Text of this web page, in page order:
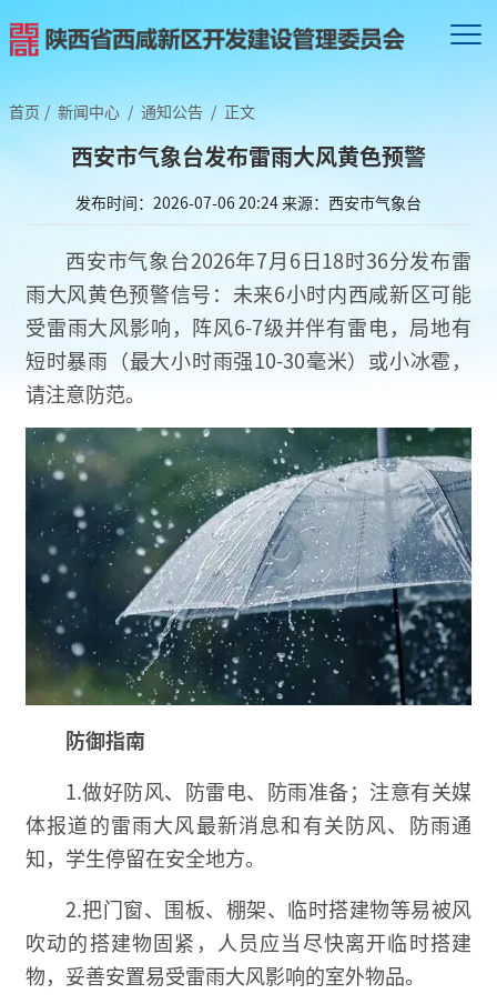
首页 / 新闻中心 / 通知公告 / 正文
西安市气象台发布雷雨大风黄色预警
发布时间：2026-07-06 20:24来源：西安市气象台
西安市气象台2026年7月6日18时36分发布雷
雨大风黄色预警信号：未来6小时内西咸新区可能
受雷雨大风影响，阵风6-7级并伴有雷电，局地有
短时暴雨（最大小时雨强10-30毫米）或小冰雹，
请注意防范。
防御指南
1.做好防风、防雷电、防雨准备；注意有关媒
体报道的雷雨大风最新消息和有关防风、防雨通
知，学生停留在安全地方。
2.把门窗、围板、棚架、临时搭建物等易被风
吹动的搭建物固紧，人员应当尽快离开临时搭建
物，妥善安置易受雷雨大风影响的室外物品。